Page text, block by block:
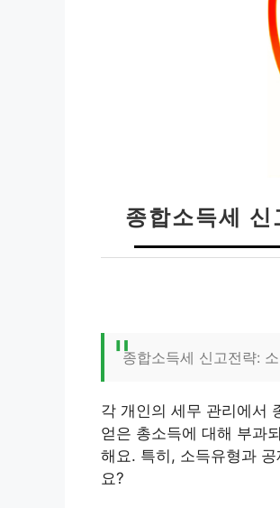
종합소득세
종합소득세 신고전략:
각 개인의 세무 관리에서
얻은 총소득에 대해 부과
해요. 특히, 소득유형과
요?